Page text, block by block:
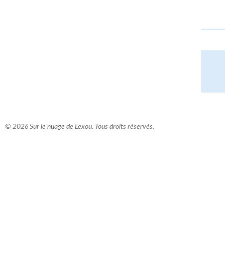
© 2026 Sur le nuage de Lexou. Tous droits réservés.